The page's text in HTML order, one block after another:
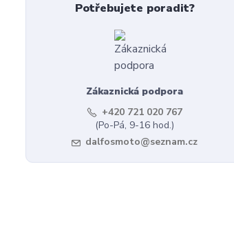
Potřebujete poradit?
Zákaznická podpora
+420 721 020 767
(Po-Pá, 9-16 hod.)
dalfosmoto@seznam.cz